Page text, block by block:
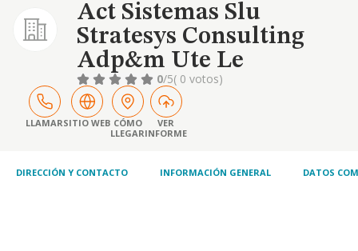
Act Sistemas Slu
Stratesys Consulting
Adp&m Ute Le
0/5( 0 votos)
LLAMARSITIO WEB CÓMO
LLEGAR
VER
INFORME
DIRECCIÓN Y CONTACTO INFORMACIÓN GENERAL DATOS